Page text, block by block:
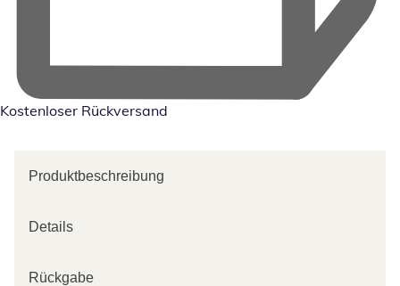
Kostenloser Rückversand
Produktbeschreibung
Details
Rückgabe